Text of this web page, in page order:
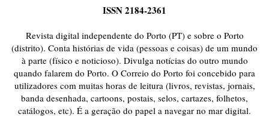
ISSN 2184-2361
Revista digital independente do Porto (PT) e sobre o Porto
(distrito). Conta histórias de vida (pessoas e coisas) de um mundo
à parte (físico e noticioso). Divulga notícias do outro mundo
quando falarem do Porto. O Correio do Porto foi concebido para
utilizadores com muitas horas de leitura (livros, revistas, jornais,
banda desenhada, cartoons, postais, selos, cartazes, folhetos,
catálogos, etc). É a geração do papel a navegar no mar digital.